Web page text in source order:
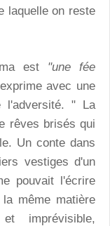
laquelle on reste
est "une fée
avec une
l'adversité. " La
rêves brisés qui
Un conte dans
vestiges d'un
pouvait l'écrire
même matière
imprévisible,